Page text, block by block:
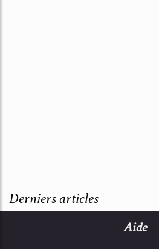
Derniers articles
Aide